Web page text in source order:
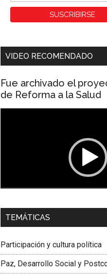
VIDEO RECOMENDADO
Fue archivado el
de Reforma a la Salud
Dra. Carolina Corcho Mejía,
Latinoamericana Sur,
TEMÁTICAS
Participación y cultura política
Paz, Desarrollo Social y